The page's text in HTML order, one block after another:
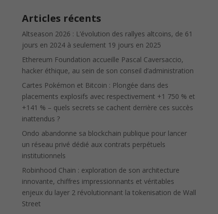
Articles récents
Altseason 2026 : L’évolution des rallyes altcoins, de 61
jours en 2024 à seulement 19 jours en 2025
Ethereum Foundation accueille Pascal Caversaccio,
hacker éthique, au sein de son conseil d’administration
Cartes Pokémon et Bitcoin : Plongée dans des
placements explosifs avec respectivement +1 750 % et
+141 % – quels secrets se cachent derrière ces succès
inattendus ?
Ondo abandonne sa blockchain publique pour lancer
un réseau privé dédié aux contrats perpétuels
institutionnels
Robinhood Chain : exploration de son architecture
innovante, chiffres impressionnants et véritables
enjeux du layer 2 révolutionnant la tokenisation de Wall
Street